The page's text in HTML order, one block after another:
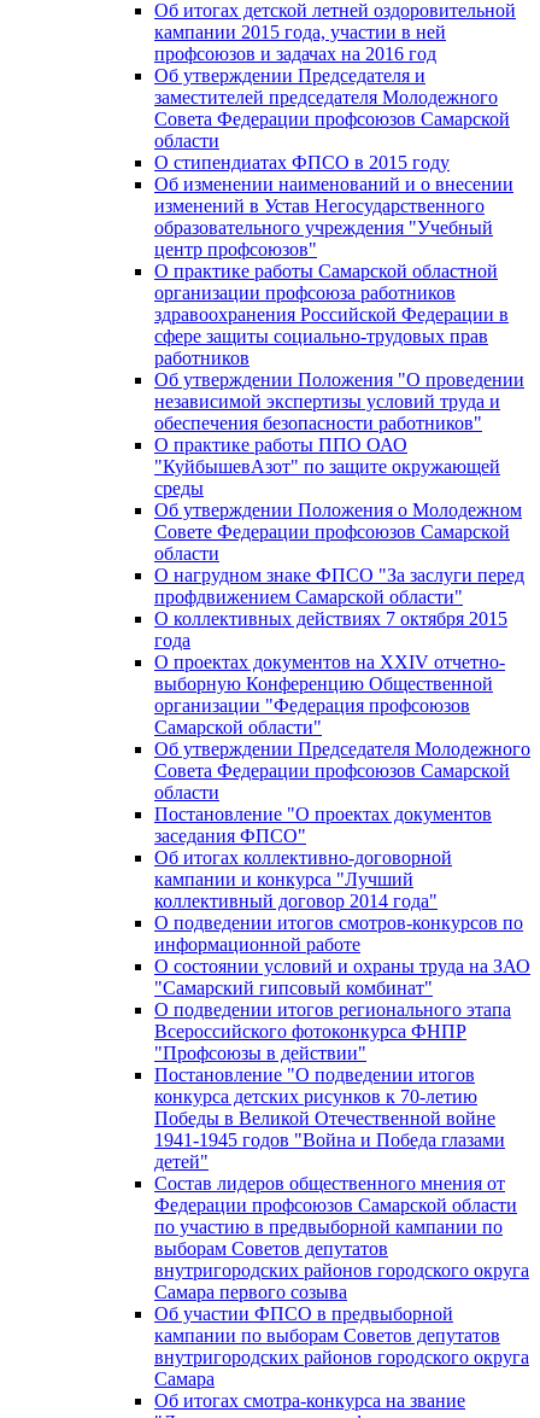
Об итогах детской летней оздоровительной
кампании 2015 года, участии в ней
профсоюзов и задачах на 2016 год
Об утверждении Председателя и
заместителей председателя Молодежного
Совета Федерации профсоюзов Самарской
области
О стипендиатах ФПСО в 2015 году
Об изменении наименований и о внесении
изменений в Устав Негосударственного
образовательного учреждения "Учебный
центр профсоюзов"
О практике работы Самарской областной
организации профсоюза работников
здравоохранения Российской Федерации в
сфере защиты социально-трудовых прав
работников
Об утверждении Положения "О проведении
независимой экспертизы условий труда и
обеспечения безопасности работников"
О практике работы ППО ОАО
"КуйбышевАзот" по защите окружающей
среды
Об утверждении Положения о Молодежном
Совете Федерации профсоюзов Самарской
области
О нагрудном знаке ФПСО "За заслуги перед
профдвижением Самарской области"
О коллективных действиях 7 октября 2015
года
О проектах документов на XXIV отчетно-
выборную Конференцию Общественной
организации "Федерация профсоюзов
Самарской области"
Об утверждении Председателя Молодежного
Совета Федерации профсоюзов Самарской
области
Постановление "О проектах документов
заседания ФПСО"
Об итогах коллективно-договорной
кампании и конкурса "Лучший
коллективный договор 2014 года"
О подведении итогов смотров-конкурсов по
информационной работе
О состоянии условий и охраны труда на ЗАО
"Самарский гипсовый комбинат"
О подведении итогов регионального этапа
Всероссийского фотоконкурса ФНПР
"Профсоюзы в действии"
Постановление "О подведении итогов
конкурса детских рисунков к 70-летию
Победы в Великой Отечественной войне
1941-1945 годов "Война и Победа глазами
детей"
Состав лидеров общественного мнения от
Федерации профсоюзов Самарской области
по участию в предвыборной кампании по
выборам Советов депутатов
внутригородских районов городского округа
Самара первого созыва
Об участии ФПСО в предвыборной
кампании по выборам Советов депутатов
внутригородских районов городского округа
Самара
Об итогах смотра-конкурса на звание